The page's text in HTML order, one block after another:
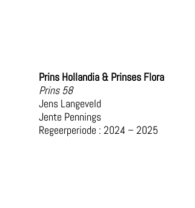
Prins Hollandia & Prinses Flora
Prins 58
Jens Langeveld
Jente Pennings
Regeerperiode : 2024 – 2025